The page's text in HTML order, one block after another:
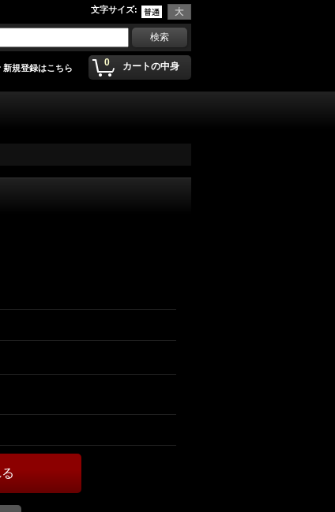
文字サイズ:
0 カートの中身
新規登録はこちら